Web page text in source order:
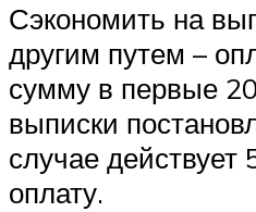
Сэкономить на
другим путем –
сумму в первые
выписки
случае действует
оплату.